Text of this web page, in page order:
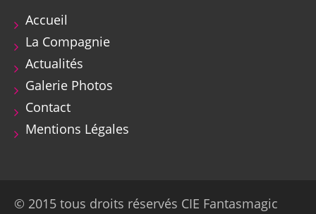
Accueil
La Compagnie
Actualités
Galerie Photos
Contact
Mentions Légales
© 2015 tous droits réservés CIE Fantasmagic